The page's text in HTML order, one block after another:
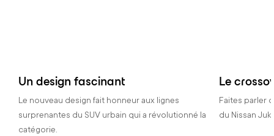
Un design fascinant
Le nouveau design fait honneur aux lignes
surprenantes du SUV urbain qui a révolutionné la
catégorie.
Le
Faites parler
du Nissan